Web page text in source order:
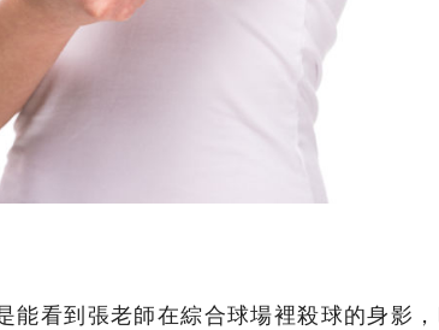
能看到張老師在綜合球場裡殺球的身影